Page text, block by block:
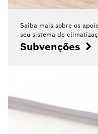
Saiba mais sobre os
seu sistema de
Subvenções